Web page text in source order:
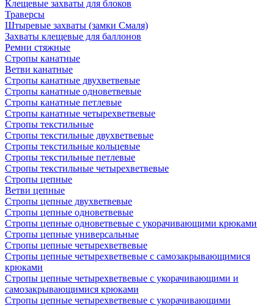
Клещевые захваты для блоков
Траверсы
Штыревые захваты (замки Смаля)
Захваты клещевые для баллонов
Ремни стяжные
Стропы канатные
Ветви канатные
Стропы канатные двухветвевые
Стропы канатные одноветвевые
Стропы канатные петлевые
Стропы канатные четырехветвевые
Стропы текстильные
Стропы текстильные двухветвевые
Стропы текстильные кольцевые
Стропы текстильные петлевые
Стропы текстильные четырехветвевые
Стропы цепные
Ветви цепные
Стропы цепные двухветвевые
Стропы цепные одноветвевые
Стропы цепные одноветвевые с укорачивающими крюками
Стропы цепные универсальные
Стропы цепные четырехветвевые
Стропы цепные четырехветвевые с самозакрывающимися
крюками
Стропы цепные четырехветвевые с укорачивающими и
самозакрывающимися крюками
Стропы цепные четырехветвевые с укорачивающими